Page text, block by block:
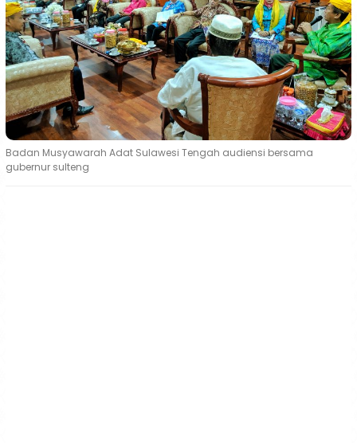
Badan Musyawarah Adat Sulawesi Tengah audiensi bersama
gubernur sulteng